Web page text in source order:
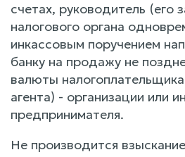
счетах, руководитель (его
налогового органа
инкассовым поручением
банку на продажу не
валюты
агента) - организации или
предпринимателя.
Не производится